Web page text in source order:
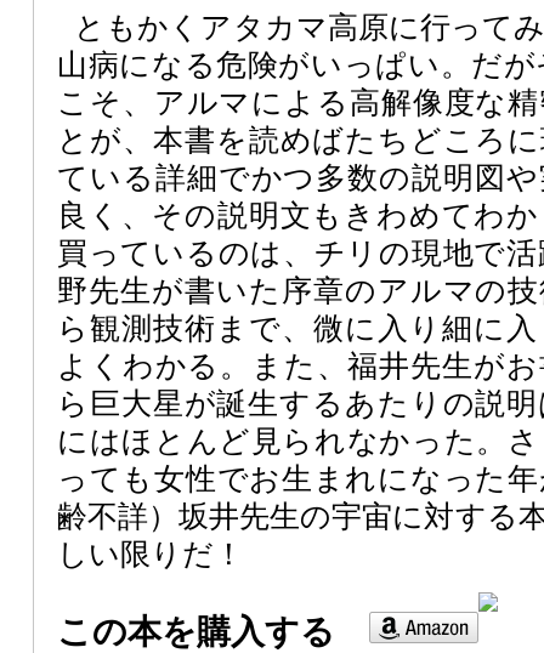
ともかくアタカマ高原に行って
山病になる危険がいっぱい。だ
こそ、アルマによる高解像度な
とが、本書を読めばたちどころ
ている詳細でかつ多数の説明図
良く、その説明文もきわめてわ
買っているのは、チリの現地で
野先生が書いた序章のアルマの
ら観測技術まで、微に入り細に
よくわかる。また、福井先生が
ら巨大星が誕生するあたりの説
にはほとんど見られなかった。
っても女性でお生まれになった
齢不詳）坂井先生の宇宙に対する
しい限りだ！
この本を購入する